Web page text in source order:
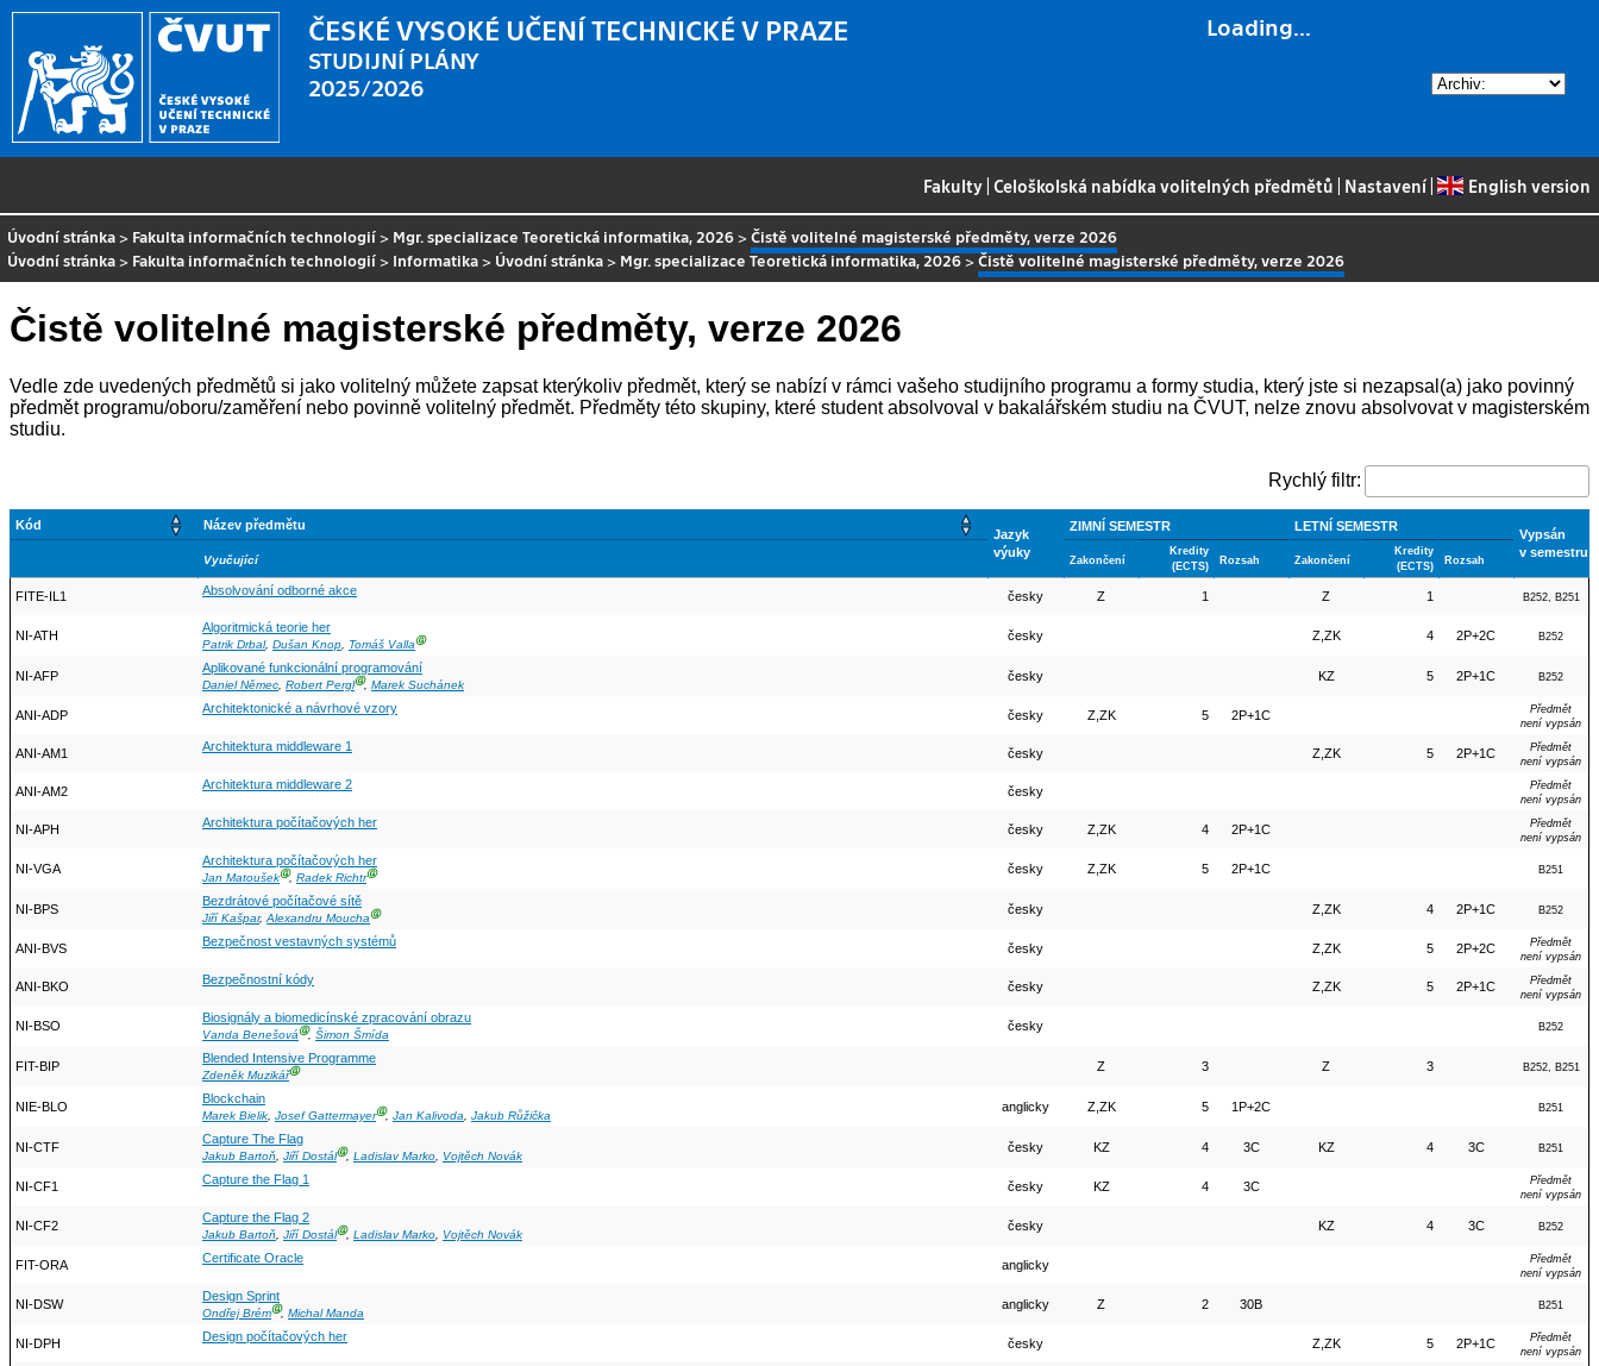
Loading...
ČESKÉ VYSOKÉ UČENÍ TECHNICKÉ V PRAZE
STUDIJNÍ PLÁNY
2025/2026
Fakulty |Celoškolská nabídka volitelných předmětů Nastavení| English version
Úvodní stránka > Fakulta informačních technologií > Mgr. specializace Teoretická informatika, 2026 >Čistě volitelné magisterské předměty, verze 2026
Úvodní stránka > Fakulta informačních technologií > Informatika > Úvodní stránka > Mgr. specializace Teoretická informatika, 2026>Čistě volitelné magisterské předměty, verze 2026
Čistě volitelné magisterské předměty, verze 2026
Vedle zde uvedených předmětů si jako volitelný můžete zapsat kterýkoliv předmět, který se nabízí v rámci vašeho studijního programu a formy studia, který jste si nezapsal(a) jako povinný
předmět programu/oboru/zaměření nebo povinně volitelný předmět. Předměty této skupiny, které student absolvoval v bakalářském studiu na ČVUT, nelze znovu absolvovat v magisterském
studiu.
Rychlý filtr:
Kód Název předmětu
Jazyk
výuky
ZIMNÍ SEMESTR LETNÍ SEMESTR
Vypsán
v semestru
Vyučující Zakončení
Kredity
(ECTS)
Rozsah Zakončení
Kredity
(ECTS)
Rozsah
FITE-IL1 Absolvování odborné akce česky Z 1 Z 1 B252, B251
NI-ATH
Algoritmická teorie her
Patrik Drbal, Dušan Knop, Tomáš VallaⒼ česky Z,ZK 4 2P+2C B252
NI-AFP
Aplikované funkcionální programování
Daniel Němec, Robert PerglⒼ, Marek Suchánek
česky KZ 5 2P+1C B252
ANI-ADP Architektonické a návrhové vzory česky Z,ZK 5 2P+1C
Předmět
není vypsán
ANI-AM1 Architektura middleware 1 česky Z,ZK 5 2P+1C
Předmět
není vypsán
ANI-AM2 Architektura middleware 2 česky
Předmět
není vypsán
NI-APH Architektura počítačových her česky Z,ZK 4 2P+1C
Předmět
není vypsán
NI-VGA
Architektura počítačových her
Jan MatoušekⒼ, Radek RichtrⒼ česky Z,ZK 5 2P+1C B251
NI-BPS
Bezdrátové počítačové sítě
Jiří Kašpar,Alexandru MouchaⒼ česky Z,ZK 4 2P+1C B252
ANI-BVS Bezpečnost vestavných systémů česky Z,ZK 5 2P+2C
Předmět
není vypsán
ANI-BKO Bezpečnostní kódy česky Z,ZK 5 2P+1C
Předmět
není vypsán
NI-BSO
Biosignály a biomedicínské zpracování obrazu
Vanda BenešováⒼ, Šimon Šmída
česky B252
FIT-BIP
Blended Intensive Programme
Zdeněk MuzikářⒼ Z 3 Z 3 B252, B251
NIE-BLO
Blockchain
Marek Bielik, Josef GattermayerⒼ, Jan Kalivoda, Jakub Růžička
anglicky Z,ZK 5 1P+2C B251
NI-CTF
Capture The Flag
Jakub Bartoň, Jiří DostálⒼ, Ladislav Marko, Vojtěch Novák
česky KZ 4 3C KZ 4 3C B251
NI-CF1 Capture the Flag 1 česky KZ 4 3C
Předmět
není vypsán
NI-CF2
Capture the Flag 2
Jakub Bartoň, Jiří DostálⒼ, Ladislav Marko, Vojtěch Novák
česky KZ 4 3C B252
FIT-ORA Certificate Oracle anglicky
Předmět
není vypsán
NI-DSW
Design Sprint
Ondřej BrémⒼ, Michal Manda
anglicky Z 2 30B B251
NI-DPH Design počítačových her česky Z,ZK 5 2P+1C
Předmět
není vypsán